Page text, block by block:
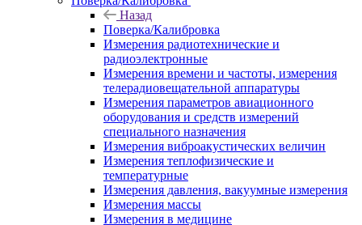
Назад
Поверка/Калибровка
Измерения радиотехнические и
радиоэлектронные
Измерения времени и частоты, измерения
телерадиовещательной аппаратуры
Измерения параметров авиационного
оборудования и средств измерений
специального назначения
Измерения виброакустических величин
Измерения теплофизические и
температурные
Измерения давления, вакуумные измерения
Измерения массы
Измерения в медицине